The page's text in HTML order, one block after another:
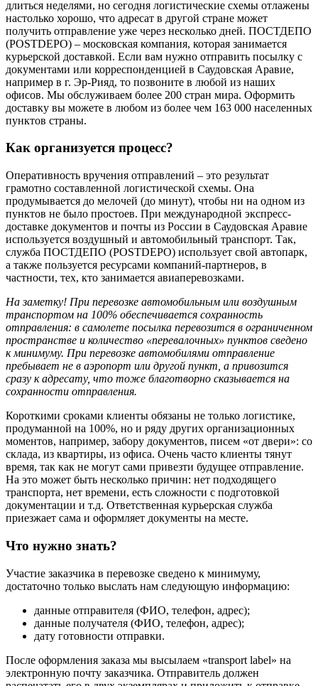
длиться неделями, но сегодня логистические схемы отлажены
настолько хорошо, что адресат в другой стране может
получить отправление уже через несколько дней. ПОСТДЕПО
(POSTDEPO) – московская компания, которая занимается
курьерской доставкой. Если вам нужно отправить посылку с
документами или корреспонденцией в Саудовская Аравие,
например в г. Эр-Рияд, то позвоните в любой из наших
офисов. Мы обслуживаем более 200 стран мира. Оформить
доставку вы можете в любом из более чем 163 000 населенных
пунктов страны.
Как организуется процесс?
Оперативность вручения отправлений – это результат
грамотно составленной логистической схемы. Она
продумывается до мелочей (до минут), чтобы ни на одном из
пунктов не было простоев. При международной экспресс-
доставке документов и почты из России в Саудовская Аравие
используется воздушный и автомобильный транспорт. Так,
служба ПОСТДЕПО (POSTDEPO) использует свой автопарк,
а также пользуется ресурсами компаний-партнеров, в
частности, тех, кто занимается авиаперевозками.
На заметку! При перевозке автомобильным или воздушным
транспортом на 100% обеспечивается сохранность
отправления: в самолете посылка перевозится в ограниченном
пространстве и количество «перевалочных» пунктов сведено
к минимуму. При перевозке автомобилями отправление
пребывает не в аэропорт или другой пункт, а привозится
сразу к адресату, что тоже благотворно сказывается на
сохранности отправления.
Короткими сроками клиенты обязаны не только логистике,
продуманной на 100%, но и ряду других организационных
моментов, например, забору документов, писем «от двери»: со
склада, из квартиры, из офиса. Очень часто клиенты тянут
время, так как не могут сами привезти будущее отправление.
На это может быть несколько причин: нет подходящего
транспорта, нет времени, есть сложности с подготовкой
документации и т.д. Ответственная курьерская служба
приезжает сама и оформляет документы на месте.
Что нужно знать?
Участие заказчика в перевозке сведено к минимуму,
достаточно только выслать нам следующую информацию:
данные отправителя (ФИО, телефон, адрес);
данные получателя (ФИО, телефон, адрес);
дату готовности отправки.
После оформления заказа мы высылаем «transport label» на
электронную почту заказчика. Отправитель должен